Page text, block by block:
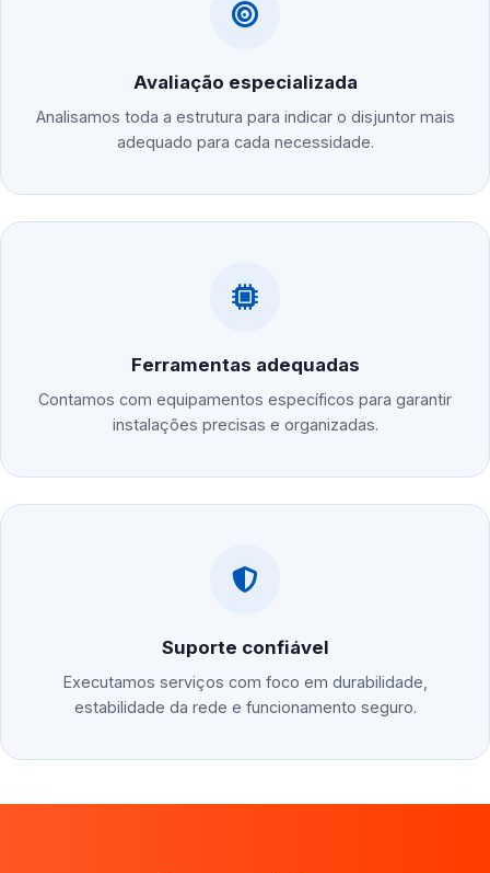
Avaliação especializada
Analisamos toda a estrutura para indicar o disjuntor mais
adequado para cada necessidade.
Ferramentas adequadas
Contamos com equipamentos específicos para garantir
instalações precisas e organizadas.
Suporte confiável
Executamos serviços com foco em durabilidade,
estabilidade da rede e funcionamento seguro.